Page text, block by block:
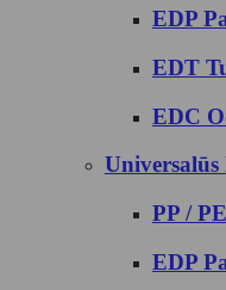
EDP
EDT
EDC
Universalūs
PP /
EDP